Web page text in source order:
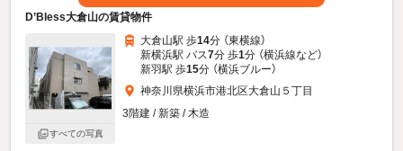
D’Bless大倉山の賃貸物件
すべての写真
大倉山駅 歩14分 （東横線）
新横浜駅 バス7分 歩1分 （横浜線など）
新羽駅 歩15分 （横浜ブルー）
神奈川県横浜市港北区大倉山５丁目
3階建 / 新築 / 木造